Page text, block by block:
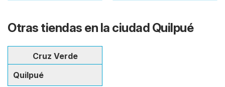
Otras tiendas en la ciudad Quilpué
Cruz Verde
Quilpué